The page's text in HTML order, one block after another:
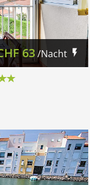
63/Nacht